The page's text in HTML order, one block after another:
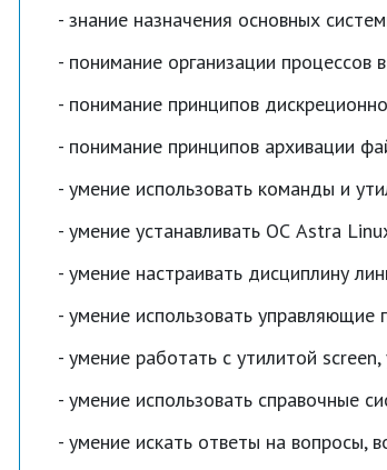
знание назначения основных
понимание организации процессов
понимание принципов
понимание принципов архивации
умение использовать команды и
умение устанавливать ОС Astra
умение настраивать дисциплину
умение использовать управляющие
умение работать с утилитой
умение использовать справочные
умение искать ответы на вопросы,